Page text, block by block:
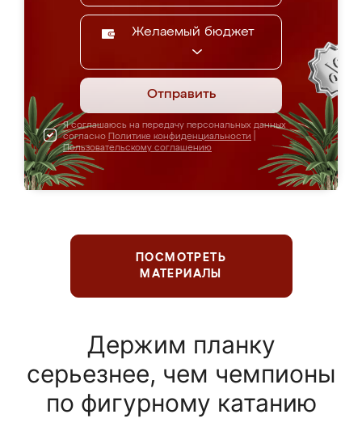
Желаемый бюджет
Отправить
Я соглашаюсь на передачу персональных данных
согласно Политике конфиденциальности
Пользовательскому соглашению
ПОСМОТРЕТЬ
МАТЕРИАЛЫ
Держим планку
серьезнее, чем чемпионы
по фигурному катанию